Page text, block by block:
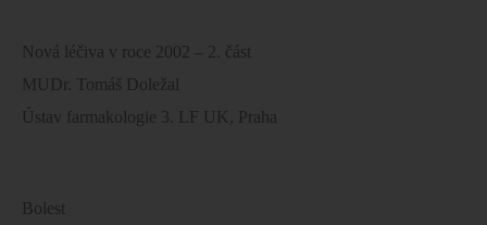
Nová léčiva v roce 2002 – 2. část
MUDr. Tomáš Doležal
Ústav farmakologie 3. LF UK, Praha
Bolest